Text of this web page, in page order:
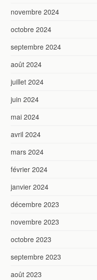
novembre 2024
octobre 2024
septembre 2024
août 2024
juillet 2024
juin 2024
mai 2024
avril 2024
mars 2024
février 2024
janvier 2024
décembre 2023
novembre 2023
octobre 2023
septembre 2023
août 2023